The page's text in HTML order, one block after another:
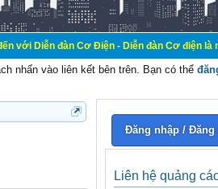
Cơ Điện - Diễn đàn Cơ điện là nơi chia
nhấn vào liên kết bên trên. Bạn có thể
Đăng nhập / Đăng
Liên hệ quảng